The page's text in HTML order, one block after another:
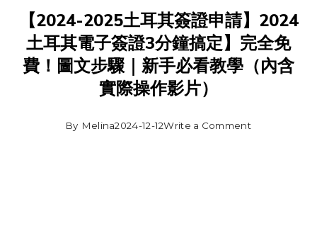
【2024-2025土耳其簽證申請】2024
土耳其電子簽證3分鐘搞定】完全免
費！圖文步驟｜新手必看教學（內含
實際操作影片）
By Melina2024-12-12Write a Comment